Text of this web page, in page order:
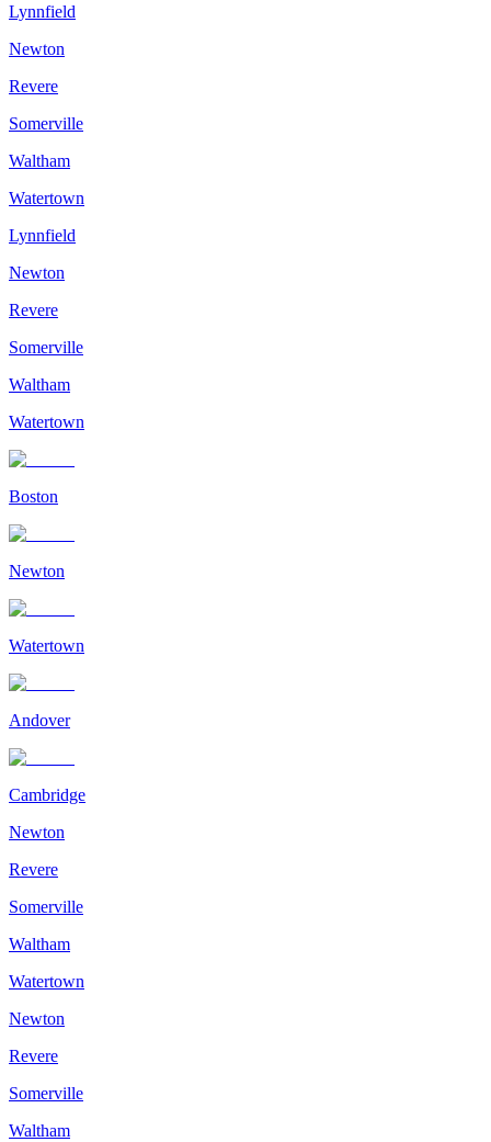
Lynnfield
Newton
Revere
Somerville
Waltham
Watertown
Lynnfield
Newton
Revere
Somerville
Waltham
Watertown
Boston
Newton
Watertown
Andover
Cambridge
Newton
Revere
Somerville
Waltham
Watertown
Newton
Revere
Somerville
Waltham